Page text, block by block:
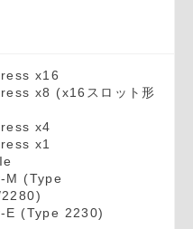
x16
x8 (x16スロット形
x4
x1
M (Type
E (Type 2230)